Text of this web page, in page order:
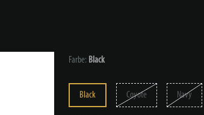
Farbe: Black
Black Coyote Navy